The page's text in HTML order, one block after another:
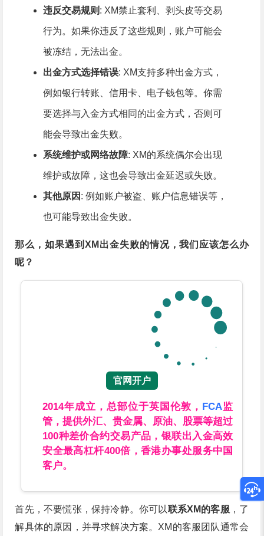
违反交易规则 : XM禁止套利、剥头皮等交易
行为。如果你违反了这些规则，账户可能会
被冻结，无法出金。
出金方式选择错误: XM支持多种出金方式，
例如银行转账、信用卡、电子钱包等。你需
要选择与入金方式相同的出金方式，否则可
能会导致出金失败。
系统维护或网络故障: XM的系统偶尔会出现
维护或故障，这也会导致出金延迟或失败。
其他原因 : 例如账户被盗、账户信息错误等，
也可能导致出金失败。
那么，如果遇到XM出金失败的情况，我们应该怎么办
呢？
官网开户
2014年成立，总部位于英国伦敦， FCA监
管，提供外汇、贵金属、原油、股票等超过
100种差价合约交易产品，银联出入金高效
安全最高杠杆400倍，香港办事处服务中国
客户。
首先，不要慌张，保持冷静。你可以联系XM的客服，了
解具体的原因，并寻求解决方案。XM的客服团队通常会